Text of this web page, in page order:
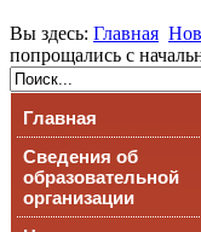
Вы здесь: Главная
попрощались с
Главная
Сведения об
образовательной
организации